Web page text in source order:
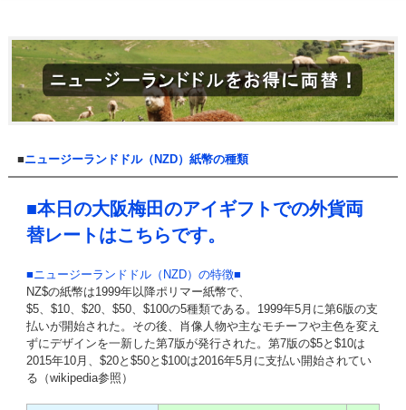
■ニュージーランドドル（NZD）紙幣の種類
■本日の大阪梅田のアイギフトでの外貨両
替レートはこちらです。
■ニュージーランドドル（NZD）の特徴■
NZ$の紙幣は1999年以降ポリマー紙幣で、
$5、$10、$20、$50、$100の5種類である。1999年5月に第6版の支
払いが開始された。その後、肖像人物や主なモチーフや主色を変え
ずにデザインを一新した第7版が発行された。第7版の$5と$10は
2015年10月、$20と$50と$100は2016年5月に支払い開始されてい
る（wikipedia参照）